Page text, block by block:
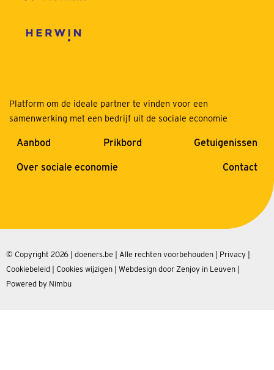
Platform om de ideale partner te vinden voor een
samenwerking met een bedrijf uit de sociale economie
Aanbod Prikbord Getuigenissen
Over sociale economie Contact
© Copyright 2026 | doeners.be | Alle rechten voorbehouden | Privacy
Cookiebeleid
Cookies wijzigen Webdesign door Zenjoy in Leuven
Powered by Nimbu